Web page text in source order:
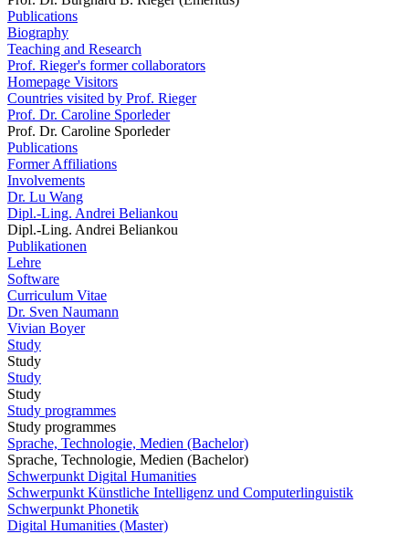
Publications
Biography
Teaching and Research
Prof. Rieger's former collaborators
Homepage Visitors
Countries visited by Prof. Rieger
Prof. Dr. Caroline Sporleder
Prof. Dr. Caroline Sporleder
Publications
Former Affiliations
Involvements
Dr. Lu Wang
Dipl.-Ling. Andrei Beliankou
Dipl.-Ling. Andrei Beliankou
Publikationen
Lehre
Software
Curriculum Vitae
Dr. Sven Naumann
Vivian Boyer
Study
Study
Study
Study
Study programmes
Study programmes
Sprache, Technologie, Medien (Bachelor)
Sprache, Technologie, Medien (Bachelor)
Schwerpunkt Digital Humanities
Schwerpunkt Künstliche Intelligenz und Computerlinguistik
Schwerpunkt Phonetik
Digital Humanities (Master)